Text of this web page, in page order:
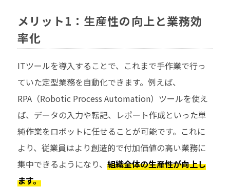
メリット1：生産性の向上と業務効
率化
ITツールを導入することで、これまで手作業で行っ
ていた定型業務を自動化できます。例えば、
RPA（Robotic Process Automation）ツールを使え
ば、データの入力や転記、レポート作成といった単
純作業をロボットに任せることが可能です。これに
より、従業員はより創造的で付加価値の高い業務に
集中できるようになり、 組織全体の生産性が向上し
ます。